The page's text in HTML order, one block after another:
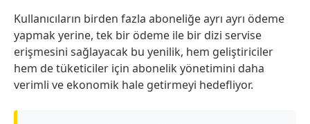
Kullanıcıların birden fazla aboneliğe ayrı ayrı ödeme
yapmak yerine, tek bir ödeme ile bir dizi servise
erişmesini sağlayacak bu yenilik, hem geliştiriciler
hem de tüketiciler için abonelik yönetimini daha
verimli ve ekonomik hale getirmeyi hedefliyor.